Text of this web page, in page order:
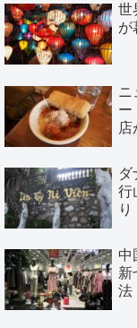
世
が
ニ
ー
店
ダ
行
り
中
新
法